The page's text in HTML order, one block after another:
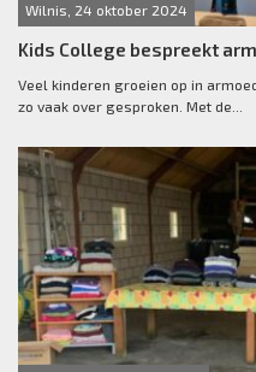
Wilnis, 24 oktober 2024
Kids College bespreekt
Veel kinderen groeien op in
zo vaak over gesproken. Met de...